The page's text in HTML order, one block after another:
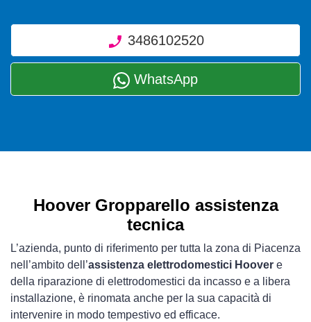
3486102520
WhatsApp
Hoover Gropparello assistenza
tecnica
L’azienda, punto di riferimento per tutta la zona di Piacenza
nell’ambito dell’assistenza elettrodomestici Hoover e
della riparazione di elettrodomestici da incasso e a libera
installazione, è rinomata anche per la sua capacità di
intervenire in modo tempestivo ed efficace.